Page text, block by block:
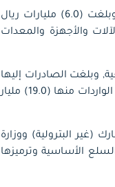
وأفادت نتائج النشرة أن “منتجات الصناعات الكيماوية” من أهم سلع الصادرات غير البترولية، وبلغت (6.0) مليارات ريال
والأجهزة والمعدات
وبلغت الصادرات إليها
(11.4) مليار ريال وهي تمثل ما نسبته (12.6%) من إجمالي الصادرات في شهر أبريل 2025، وبلغت الواردات منها (19.0) مليار
(غير البترولية) ووزارة
الأساسية وترميزها